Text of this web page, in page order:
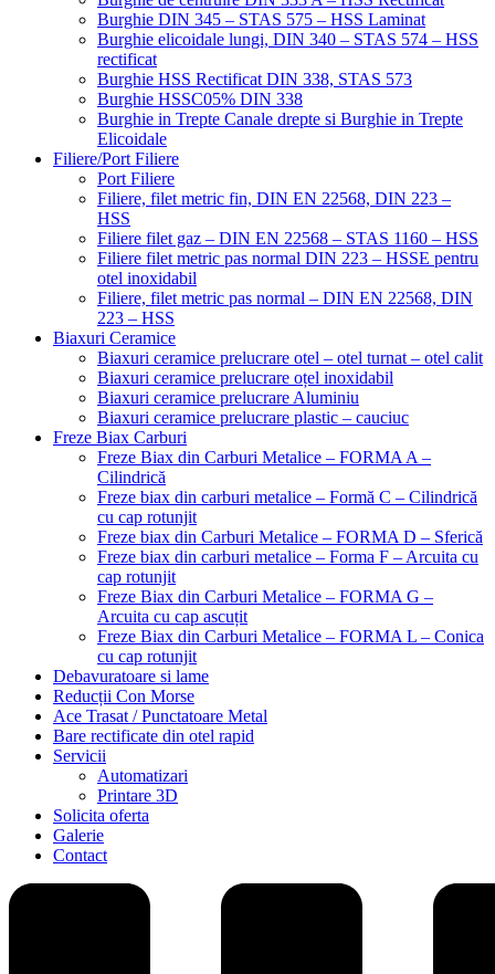
Burghie DIN 345 – STAS 575 – HSS Laminat
Burghie elicoidale lungi, DIN 340 – STAS 574 – HSS
rectificat
Burghie HSS Rectificat DIN 338, STAS 573
Burghie HSSC05% DIN 338
Burghie in Trepte Canale drepte si Burghie in Trepte
Elicoidale
Filiere/Port Filiere
Port Filiere
Filiere, filet metric fin, DIN EN 22568, DIN 223 –
HSS
Filiere filet gaz – DIN EN 22568 – STAS 1160 – HSS
Filiere filet metric pas normal DIN 223 – HSSE pentru
otel inoxidabil
Filiere, filet metric pas normal – DIN EN 22568, DIN
223 – HSS
Biaxuri Ceramice
Biaxuri ceramice prelucrare otel – otel turnat – otel calit
Biaxuri ceramice prelucrare oțel inoxidabil
Biaxuri ceramice prelucrare Aluminiu
Biaxuri ceramice prelucrare plastic – cauciuc
Freze Biax Carburi
Freze Biax din Carburi Metalice – FORMA A –
Cilindrică
Freze biax din carburi metalice – Formă C – Cilindrică
cu cap rotunjit
Freze biax din Carburi Metalice – FORMA D – Sferică
Freze biax din carburi metalice – Forma F – Arcuita cu
cap rotunjit
Freze Biax din Carburi Metalice – FORMA G –
Arcuita cu cap ascuțit
Freze Biax din Carburi Metalice – FORMA L – Conica
cu cap rotunjit
Debavuratoare si lame
Reducții Con Morse
Ace Trasat / Punctatoare Metal
Bare rectificate din otel rapid
Servicii
Automatizari
Printare 3D
Solicita oferta
Galerie
Contact